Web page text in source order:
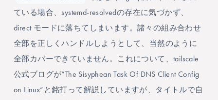
ている場合、systemd-resolvedの存在に気づかず、
direct モードに落ちてしまいます。諸々の組み合わせ
全部を正しくハンドルしようとして、当然のように
全部カバーできていません。これについて、tailscale
公式ブログが“The Sisyphean Task Of DNS Client Config
on Linux”と銘打って解説していますが、タイトルで自